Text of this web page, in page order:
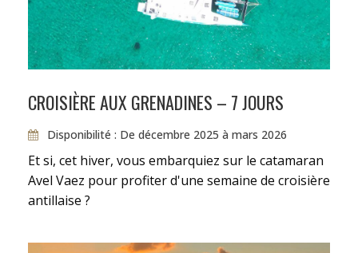
▪️ En juin et septembre : une couchette 3 330 €,
une cabine double 6 660 €.
▪️ En juillet et août : une couchette 3 673 €, une
cabine double 7 347 €.
Nos prix comprennent :
Les assurances
CROISIÈRE AUX GRENADINES – 7 JOURS
Disponibilité : De décembre 2025 à mars 2026
Et si, cet hiver, vous embarquiez sur le catamaran
Avel Vaez pour profiter d'une semaine de croisière
antillaise ?